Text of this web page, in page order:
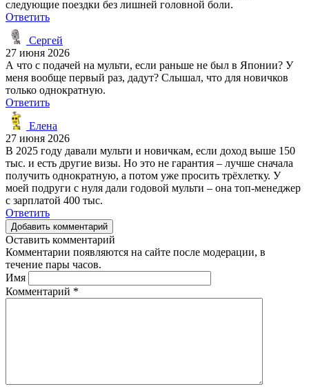
следующие поездки без лишней головной боли.
Ответить
Сергей
27 июня 2026
А что с подачей на мульти, если раньше не был в Японии? У
меня вообще первый раз, дадут? Слышал, что для новичков
только однократную.
Ответить
Елена
27 июня 2026
В 2025 году давали мульти и новичкам, если доход выше 150
тыс. и есть другие визы. Но это не гарантия – лучше сначала
получить однократную, а потом уже просить трёхлетку. У
моей подруги с нуля дали годовой мульти – она топ-менеджер
с зарплатой 400 тыс.
Ответить
Добавить комментарий
Оставить комментарий
Комментарии появляются на сайте после модерации, в
течение пары часов.
Имя
Комментарий *